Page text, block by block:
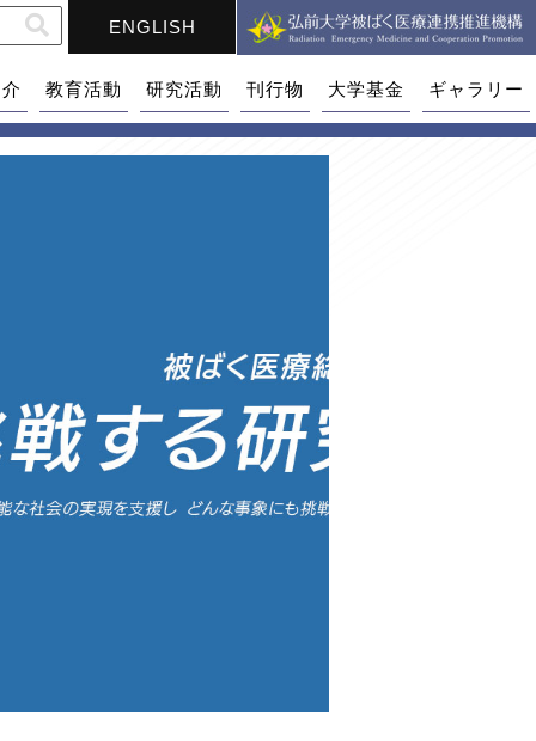
ENGLISH
教育活動 研究活動 刊行物 大学基金 ギャラリー